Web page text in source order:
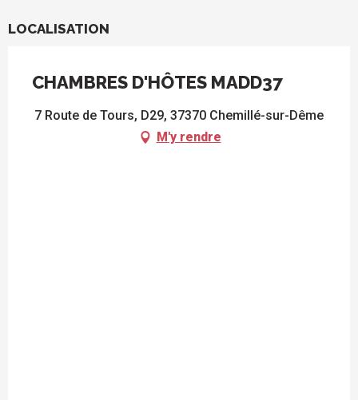
LOCALISATION
CHAMBRES D'HÔTES MADD37
7 Route de Tours, D29, 37370 Chemillé-sur-Dême
M'y rendre